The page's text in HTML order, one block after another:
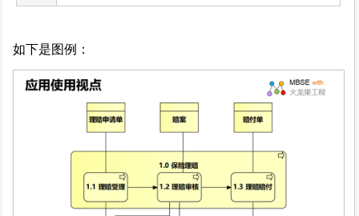
如下是图例：